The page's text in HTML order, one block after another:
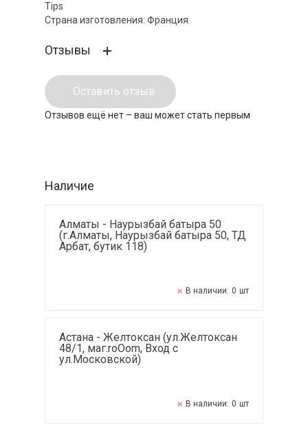
Tips
Страна изготовления: Франция
Отзывы
Оставить отзыв
Отзывов ещё нет – ваш может стать первым
Наличие
Алматы - Наурызбай батыра 50
(г.Алматы, Наурызбай батыра 50, ТД
Арбат, бутик 118)
В наличии: 0 шт
Астана - Желтоксан (ул.Желтоксан
48/1, маг.roOom, Вход с
ул.Московской)
В наличии: 0 шт